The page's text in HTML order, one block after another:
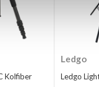
Kolfiber
Ledgo
Ledgo